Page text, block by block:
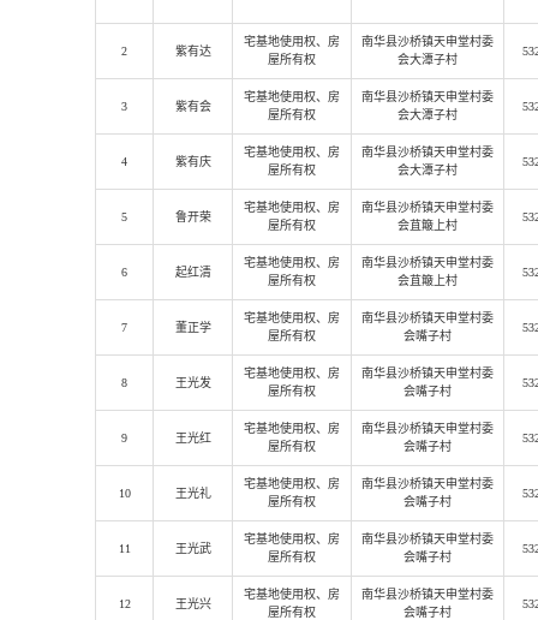
2 紫有达
宅基地使用权、房
屋所有权
南华县沙桥镇天申堂村委
会大潭子村
3 紫有会
宅基地使用权、房
屋所有权
南华县沙桥镇天申堂村委
会大潭子村
4 紫有庆
宅基地使用权、房
屋所有权
南华县沙桥镇天申堂村委
会大潭子村
5 鲁开荣
宅基地使用权、房
屋所有权
南华县沙桥镇天申堂村委
会苴簸上村
6 起红清
宅基地使用权、房
屋所有权
南华县沙桥镇天申堂村委
会苴簸上村
7 董正学
宅基地使用权、房
屋所有权
南华县沙桥镇天申堂村委
会嘴子村
8 王光发
宅基地使用权、房
屋所有权
南华县沙桥镇天申堂村委
会嘴子村
9 王光红
宅基地使用权、房
屋所有权
南华县沙桥镇天申堂村委
会嘴子村
10 王光礼
宅基地使用权、房
屋所有权
南华县沙桥镇天申堂村委
会嘴子村
11 王光武
宅基地使用权、房
屋所有权
南华县沙桥镇天申堂村委
会嘴子村
12 王光兴
宅基地使用权、房
屋所有权
南华县沙桥镇天申堂村委
会嘴子村